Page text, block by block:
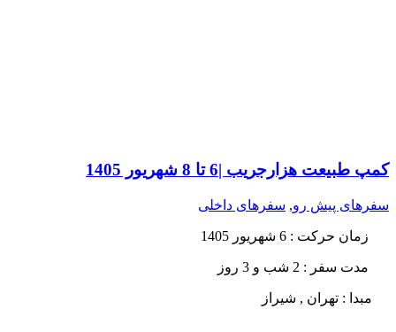
کمپ طبیعت هزارجریب |6 تا 8 شهریور 1405
سفرهای پیش رو, سفرهای داخلی
زمان حرکت : 6 شهریور 1405
مدت سفر : 2 شب و 3 روز
مبدا : تهران , شیراز